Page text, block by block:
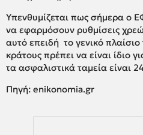
Υπενθυμίζεται πως σήμερα
να εφαρμόσουν ρυθμίσεις
αυτό επειδή το γενικό
κράτους πρέπει να είναι ίδιο
τα ασφαλιστικά ταμεία είναι
Πηγή: enikonomia.gr